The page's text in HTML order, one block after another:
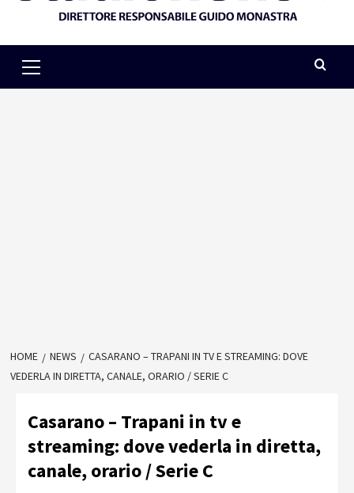
Menu
HOME NEWS
CASARANO – TRAPANI IN TV E STREAMING: DOVE
VEDERLA IN DIRETTA, CANALE, ORARIO / SERIE C
Casarano – Trapani in tv e
streaming: dove vederla in diretta,
canale, orario / Serie C